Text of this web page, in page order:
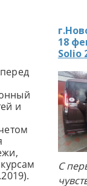
и
18
Solio
С